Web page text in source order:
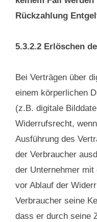
Rückzahlung
5.3.2.2 Erlöschen
Bei Verträgen über
einem körperlichen
(z.B. digitale
Widerrufsrecht,
Ausführung des
der Verbraucher
der Unternehmer mit
vor Ablauf der
Verbraucher seine
dass er durch seine